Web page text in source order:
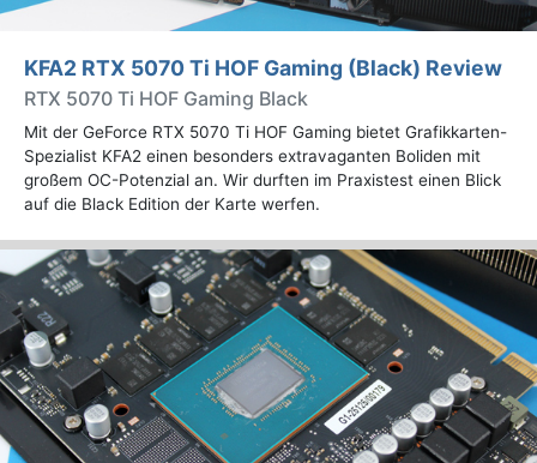
KFA2 RTX 5070 Ti HOF Gaming (Black) Review
RTX 5070 Ti HOF Gaming Black
Mit der GeForce RTX 5070 Ti HOF Gaming bietet Grafikkarten-
Spezialist KFA2 einen besonders extravaganten Boliden mit
großem OC-Potenzial an. Wir durften im Praxistest einen Blick
auf die Black Edition der Karte werfen.